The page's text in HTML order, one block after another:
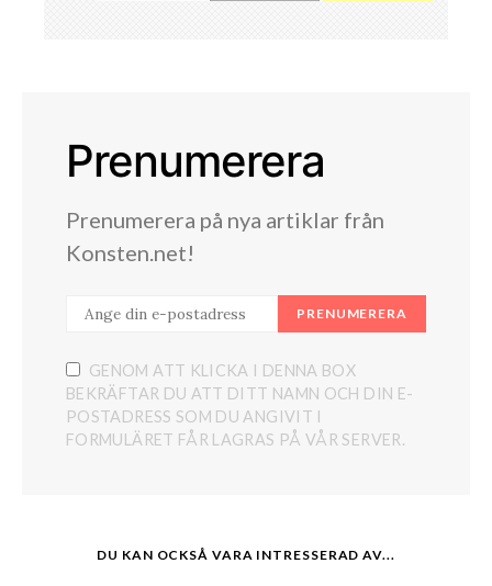
Prenumerera
Prenumerera på nya artiklar från
Konsten.net!
PRENUMERERA
GENOM ATT KLICKA I DENNA BOX
BEKRÄFTAR DU ATT DITT NAMN OCH DIN E-
POSTADRESS SOM DU ANGIVIT I
FORMULÄRET FÅR LAGRAS PÅ VÅR SERVER.
DU KAN OCKSÅ VARA INTRESSERAD AV...